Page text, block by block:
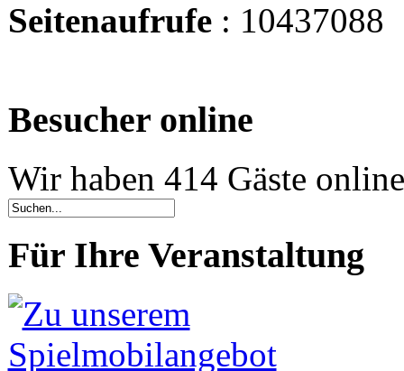
Seitenaufrufe: 10437088
Besucher online
Wir haben 414 Gäste online
Für Ihre Veranstaltung